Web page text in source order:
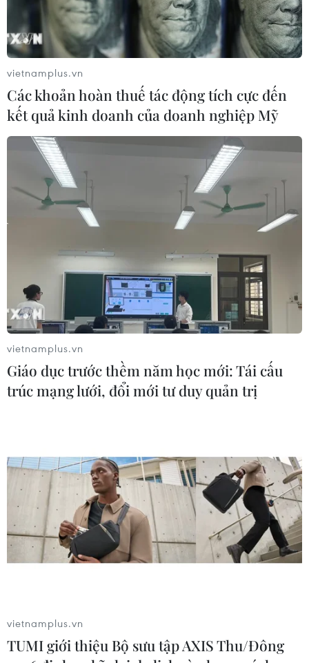
Các nước bị cấm xuất khẩu sang Nga phải
tìm kiếm thị trường mới
Các nước bị cấm xuất khẩu thực phẩm sang Nga, gồm
EU, Mỹ, Canada, Australia và Na Uy, sẽ buộc phải định
hướng lại sản xuất để xuất khẩu sang châu Á, Mỹ
Latinh và các nước vùng Caribbean.
Phần Lan yêu cầu EU bồi thường thiệt hại
Phần Lan sẽ tìm kiếm bồi thường từ phía EU nếu các
biện pháp trừng phạt bổ sung mà EU áp đặt đối với
vietnamplus.vn
Các khoản hoàn thuế tác động tích cực đến
kết quả kinh doanh của doanh nghiệp Mỹ
vietnamplus.vn
Giáo dục trước thềm năm học mới: Tái cấu
trúc mạng lưới, đổi mới tư duy quản trị
vietnamplus.vn
TUMI giới thiệu Bộ sưu tập AXIS Thu/Đông